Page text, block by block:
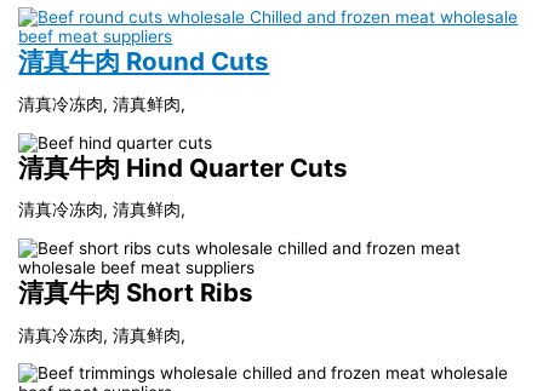
清真牛肉 Round Cuts
清真冷冻肉, 清真鲜肉,
清真牛肉 Hind Quarter Cuts
清真冷冻肉, 清真鲜肉,
清真牛肉 Short Ribs
清真冷冻肉, 清真鲜肉,